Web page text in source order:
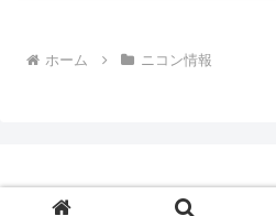
ホーム ニコン情報
© 2026 Digital Camera